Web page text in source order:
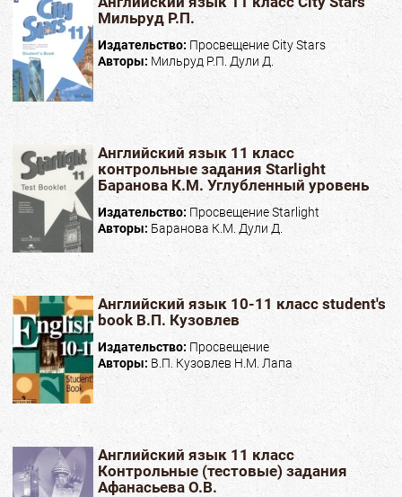
Мильруд Р.П.
Издательство: Просвещение City Stars
Авторы: Мильруд Р.П. Дули Д.
Английский язык 11 класс
контрольные задания Starlight
Баранова К.М. Углубленный уровень
Издательство: Просвещение Starlight
Авторы: Баранова К.М. Дули Д.
Английский язык 10-11 класс student's
book В.П. Кузовлев
Издательство: Просвещение
Авторы: В.П. Кузовлев Н.М. Лапа
Английский язык 11 класс
Контрольные (тестовые) задания
Афанасьева О.В.